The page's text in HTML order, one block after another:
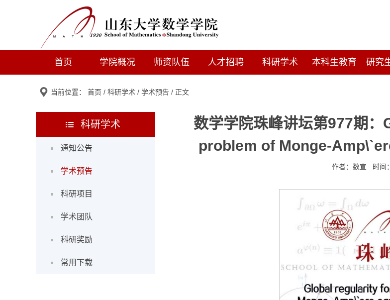
首页 学院概况 师资队伍 人才招聘 科研学术 本科生教育 研究
当前位置： 首页 / 科研学术 / 学术预告 / 正文
科研学术
通知公告
学术预告
科研项目
学术团队
科研奖励
常用下载
数学学院珠峰讲坛第977期
problem of Monge-
作者：数宣 时间